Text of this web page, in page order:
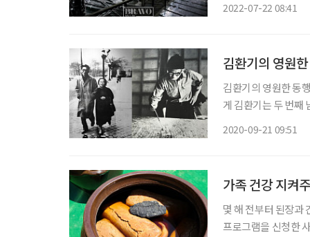
2022-07-22 08:41
김환기의 영원
김환기의 영원한 동행 김향안 김향안(1916~2004)은 재주도 많고
게 김환기는 두 번째
2020-09-21 09:51
가족 건강 지켜
몇 해 전부터 된장과
프로그램을 신청한